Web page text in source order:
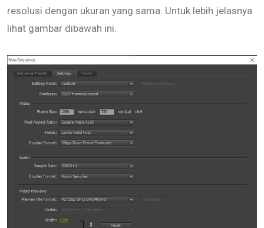
resolusi dengan ukuran yang sama. Untuk lebih jelasnya
lihat gambar dibawah ini.